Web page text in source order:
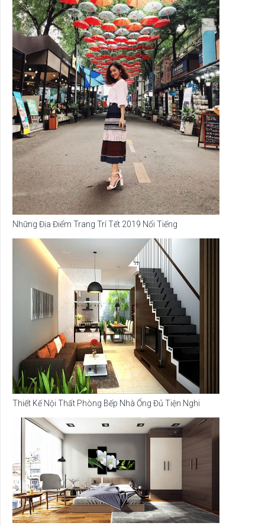
Những Địa Điểm Trang Trí Tết 2019 Nổi Tiếng
Thiết Kế Nội Thất Phòng Bếp Nhà Ống Đủ Tiện Nghi